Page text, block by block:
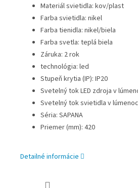
Materiál svietidla: kov/plast
Farba svietidla: nikel
Farba tienidla: nikel/biela
Farba svetla: teplá biela
Záruka: 2 rok
technológia: led
Stupeň krytia (IP): IP20
Svetelný tok LED zdroja v
Svetelný tok svietidla v
Séria: SAPANA
Priemer (mm): 420
Detailné informácie